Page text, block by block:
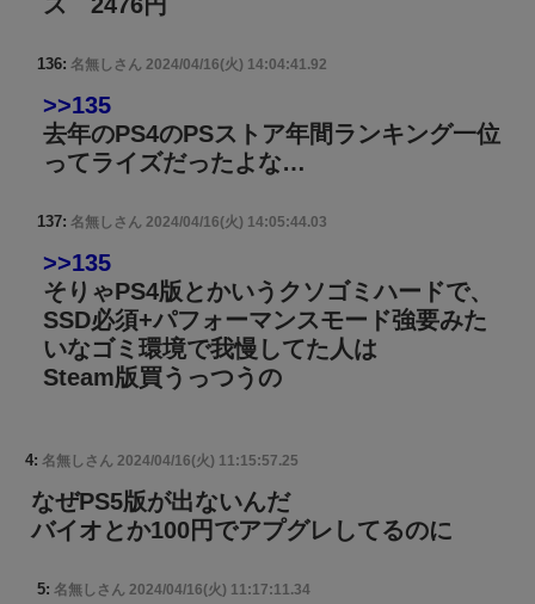
ス 2476円
136: 名無しさん 2024/04/16(火) 14:04:41.92
>>135
去年のPS4のPSストア年間ランキング一位
ってライズだったよな…
137: 名無しさん 2024/04/16(火) 14:05:44.03
>>135
そりゃPS4版とかいうクソゴミハードで、
SSD必須+パフォーマンスモード強要みた
いなゴミ環境で我慢してた人は
Steam版買うっつうの
4: 名無しさん 2024/04/16(火) 11:15:57.25
なぜPS5版が出ないんだ
バイオとか100円でアプグレしてるのに
5: 名無しさん 2024/04/16(火) 11:17:11.34